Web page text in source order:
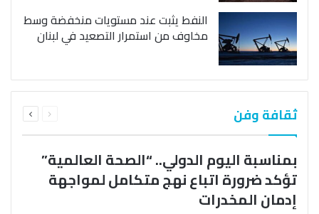
النفط يثبت عند مستويات منخفضة وسط
مخاوف من استمرار التصعيد في لبنان
ثقافة وفن الصفحةالصفحة
بمناسبة اليوم الدولي.. “الصحة العالمية”
تؤكد ضرورة اتباع نهج متكامل لمواجهة
إدمان المخدرات